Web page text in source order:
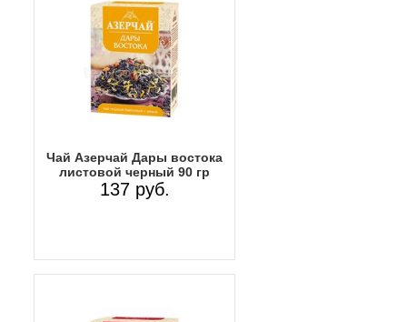
Чай Азерчай Дары востока
листовой черный 90 гр
137 руб.